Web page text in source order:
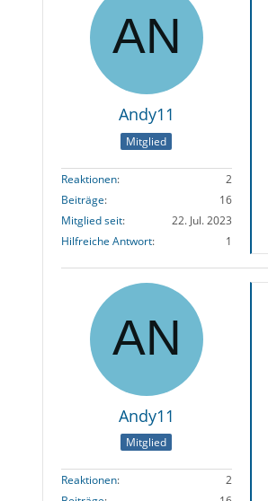
Andy11
Mitglied
Reaktionen
2
Beiträge
16
Mitglied seit
22. Jul. 2023
Hilfreiche Antwort
1
Andy11
Mitglied
Reaktionen
2